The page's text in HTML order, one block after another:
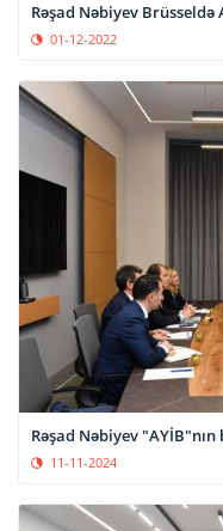
Rəşad Nəbiyev
01-12-2022
Rəşad Nəbiyev
11-11-2024